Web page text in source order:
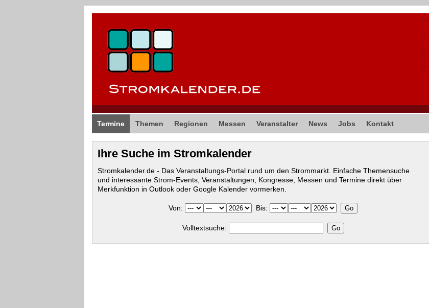
Termine Themen Regionen Messen Veranstalter News Jobs Kontakt
Ihre Suche im Stromkalender
Stromkalender.de - Das Veranstaltungs-Portal rund um den Strommarkt. Einfache Themensuche
und interessante Strom-Events, Veranstaltungen, Kongresse, Messen und Termine direkt über
Merkfunktion in Outlook oder Google Kalender vormerken.
Von: Bis:
Volltextsuche: